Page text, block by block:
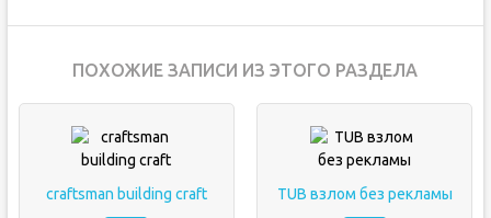
ПОХОЖИЕ ЗАПИСИ ИЗ ЭТОГО РАЗДЕЛА
craftsman building craft TUB взлом без рекламы